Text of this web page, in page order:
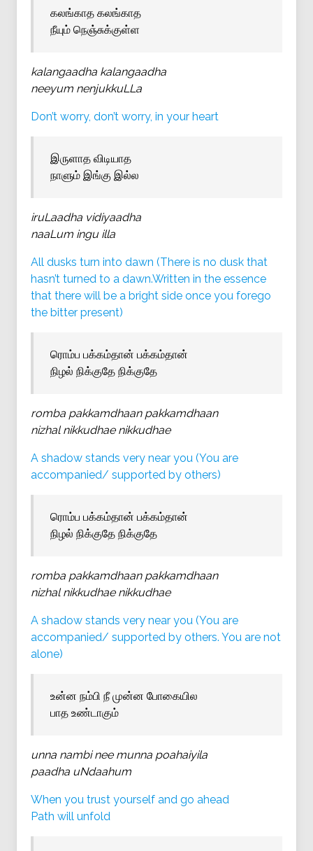
கலங்காத கலங்காத
நீயும் நெஞ்சுக்குள்ள
kalangaadha kalangaadha
neeyum nenjukkuLLa
Don’t worry, don’t worry, in your heart
இருளாத விடியாத
நாளும் இங்கு இல்ல
iruLaadha vidiyaadha
naaLum ingu illa
All dusks turn into dawn (There is no dusk that
hasn’t turned to a dawn.Written in the essence
that there will be a bright side once you forego
the bitter present)
ரொம்ப பக்கம்தான் பக்கம்தான்
நிழல் நிக்குதே நிக்குதே
romba pakkamdhaan pakkamdhaan
nizhal nikkudhae nikkudhae
A shadow stands very near you (You are
accompanied/ supported by others)
ரொம்ப பக்கம்தான் பக்கம்தான்
நிழல் நிக்குதே நிக்குதே
romba pakkamdhaan pakkamdhaan
nizhal nikkudhae nikkudhae
A shadow stands very near you (You are
accompanied/ supported by others. You are not
alone)
உன்ன நம்பி நீ முன்ன போகையில
பாத உண்டாகும்
unna nambi nee munna poahaiyila
paadha uNdaahum
When you trust yourself and go ahead
Path will unfold